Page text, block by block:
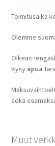
Toimitusaika
Olemme
Oikean
Kysy apua
sekä
Muut